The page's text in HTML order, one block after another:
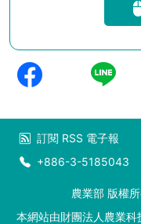
訂閱 RSS 電子報
+886-3-5185043
農業部 版權
本網站由財團法人農業